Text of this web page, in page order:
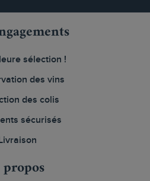
sélection !
des vins
des colis
sécurisés